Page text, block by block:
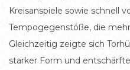
Kreisanspiele sowie schnell
Tempogegenstöße, die
Gleichzeitig zeigte sich
starker Form und